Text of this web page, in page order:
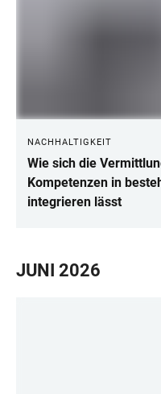
NACHHALTIGKEIT
Wie sich die
Kompetenzen in
integrieren lässt
JUNI 2026